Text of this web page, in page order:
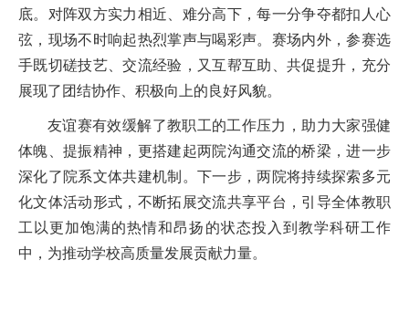
底。对阵双方实力相近、难分高下，每一分争夺都扣人心
弦，现场不时响起热烈掌声与喝彩声。赛场内外，参赛选
手既切磋技艺、交流经验，又互帮互助、共促提升，充分
展现了团结协作、积极向上的良好风貌。
友谊赛有效缓解了教职工的工作压力，助力大家强健
体魄、提振精神，更搭建起两院沟通交流的桥梁，进一步
深化了院系文体共建机制。下一步，两院将持续探索多元
化文体活动形式，不断拓展交流共享平台，引导全体教职
工以更加饱满的热情和昂扬的状态投入到教学科研工作
中，为推动学校高质量发展贡献力量。